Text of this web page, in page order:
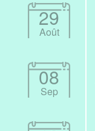
29
Août
08
Sep